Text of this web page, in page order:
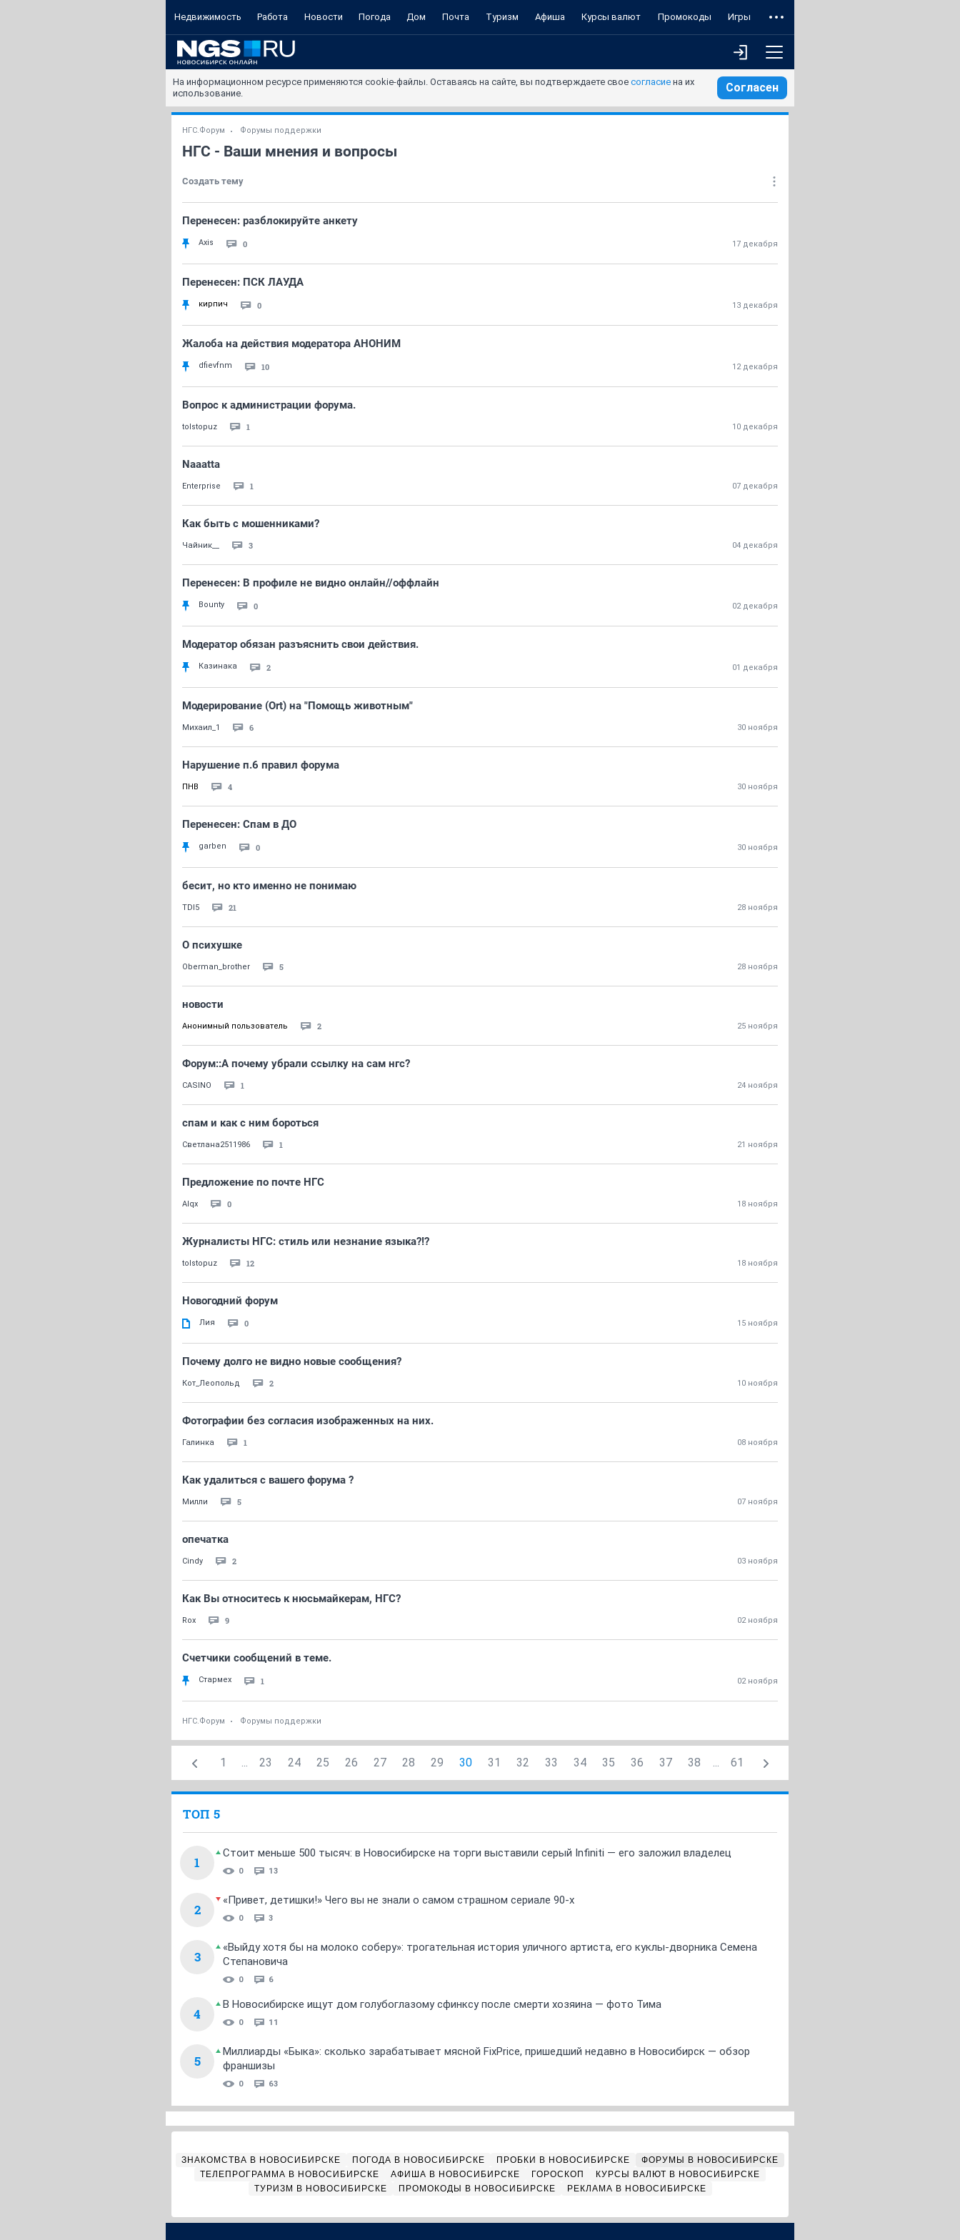
Недвижимость Работа Новости Погода Дом Почта Туризм Афиша Курсы валют Промокоды Игры
На информационном ресурсе применяются cookie-файлы. Оставаясь на сайте, вы подтверждаете свое согласие на их
использование.
Согласен
НГС.Форум Форумы поддержки
НГС - Ваши мнения и вопросы
Создать тему
Перенесен: разблокируйте анкету
Axis 0 17 декабря
Перенесен: ПСК ЛАУДА
кирпич 0 13 декабря
Жалоба на действия модератора АНОНИМ
dfievfnm 10 12 декабря
Вопрос к администрации форума.
tolstopuz 1 10 декабря
Naaatta
Enterprise 1 07 декабря
Как быть с мошенниками?
Чайник__ 3 04 декабря
Перенесен: В профиле не видно онлайн//оффлайн
Bounty 0 02 декабря
Модератор обязан разъяснить свои действия.
Казинака 2 01 декабря
Модерирование (Ort) на "Помощь животным"
Михаил_1 6 30 ноября
Нарушение п.6 правил форума
ПНВ 4 30 ноября
Перенесен: Спам в ДО
garben 0 30 ноября
бесит, но кто именно не понимаю
TDI5 21 28 ноября
О психушке
Oberman_brother 5 28 ноября
новости
Анонимный пользователь 2 25 ноября
Форум::А почему убрали ссылку на сам нгс?
CASINO 1 24 ноября
спам и как с ним бороться
Светлана2511986 1 21 ноября
Предложение по почте НГС
Alqx 0 18 ноября
Журналисты НГС: стиль или незнание языка?!?
tolstopuz 12 18 ноября
Новогодний форум
Лия 0 15 ноября
Почему долго не видно новые сообщения?
Кот_Леопольд 2 10 ноября
Фотографии без согласия изображенных на них.
Галинка 1 08 ноября
Как удалиться с вашего форума ?
Милли 5 07 ноября
опечатка
Cindy 2 03 ноября
Как Вы относитесь к нюсьмайкерам, НГС?
Rox 9 02 ноября
Счетчики сообщений в теме.
Стармех 1 02 ноября
НГС.Форум Форумы поддержки
1 ... 23 24 25 26 27 28 29 30 31 32 33 34 35 36 37 38 ... 61
ТОП 5
1
Стоит меньше 500 тысяч: в Новосибирске на торги выставили серый Infiniti — его заложил владелец
0 13
2
«Привет, детишки!» Чего вы не знали о самом страшном сериале 90-х
0 3
3
«Выйду хотя бы на молоко соберу»: трогательная история уличного артиста, его куклы-дворника Семена
Степановича
0 6
4
В Новосибирске ищут дом голубоглазому сфинксу после смерти хозяина — фото Тима
0 11
5
Миллиарды «Быка»: сколько зарабатывает мясной FixPrice, пришедший недавно в Новосибирск — обзор
франшизы
0 63
ЗНАКОМСТВА В НОВОСИБИРСКЕ ПОГОДА В НОВОСИБИРСКЕ ПРОБКИ В НОВОСИБИРСКЕ
ФОРУМЫ В НОВОСИБИРСКЕ
ТЕЛЕПРОГРАММА В НОВОСИБИРСКЕ
АФИША В НОВОСИБИРСКЕ ГОРОСКОП
КУРСЫ ВАЛЮТ В НОВОСИБИРСКЕ
ТУРИЗМ В НОВОСИБИРСКЕ
ПРОМОКОДЫ В НОВОСИБИРСКЕ РЕКЛАМА В НОВОСИБИРСКЕ